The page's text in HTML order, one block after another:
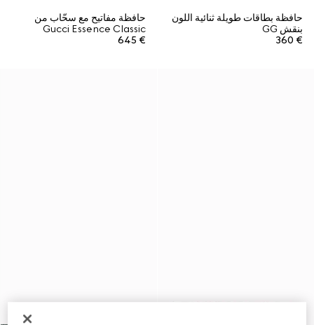
حافظة بطاقات طويلة ثنائية اللون
بنقش GG
€ 360
حافظة مفاتيح مع سحّاب من
Gucci Essence Classic
€ 645